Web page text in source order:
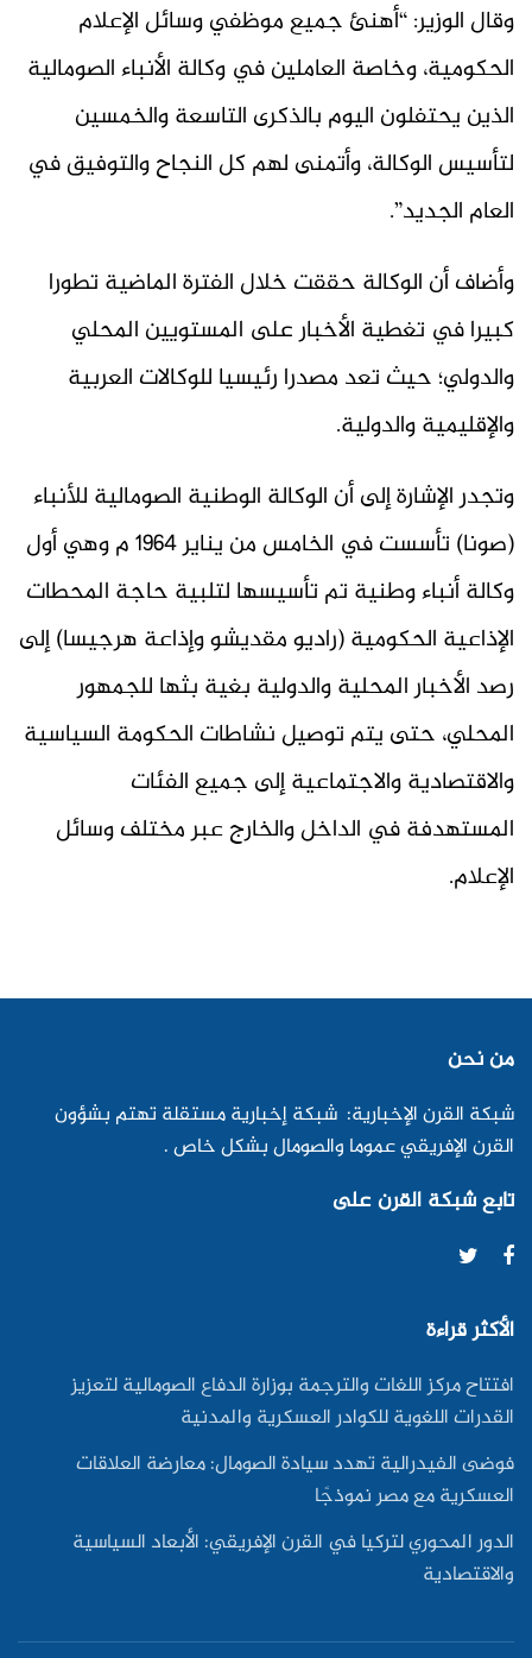
وقال الوزير: “أهنئ جميع موظفي وسائل الإعلام
الحكومية، وخاصة العاملين في وكالة الأنباء الصومالية
الذين يحتفلون اليوم بالذكرى التاسعة والخمسين
لتأسيس الوكالة، وأتمنى لهم كل النجاح والتوفيق في
العام الجديد”.
وأضاف أن الوكالة حققت خلال الفترة الماضية تطورا
كبيرا في تغطية الأخبار على المستويين المحلي
والدولي؛ حيث تعد مصدرا رئيسيا للوكالات العربية
والإقليمية والدولية.
وتجدر الإشارة إلى أن الوكالة الوطنية الصومالية للأنباء
(صونا) تأسست في الخامس من يناير 1964 م وهي أول
وكالة أنباء وطنية تم تأسيسها لتلبية حاجة المحطات
الإذاعية الحكومية (راديو مقديشو وإذاعة هرجيسا) إلى
رصد الأخبار المحلية والدولية بغية بثها للجمهور
المحلي، حتى يتم توصيل نشاطات الحكومة السياسية
والاقتصادية والاجتماعية إلى جميع الفئات
المستهدفة في الداخل والخارج عبر مختلف وسائل
الإعلام.
من نحن
شبكة القرن الإخبارية: شبكة إخبارية مستقلة تهتم بشؤون
القرن الإفريقي عموما والصومال بشكل خاص .
تابع شبكة القرن على
الأكثر قراءة
افتتاح مركز اللغات والترجمة بوزارة الدفاع الصومالية لتعزيز
القدرات اللغوية للكوادر العسكرية والمدنية
فوضى الفيدرالية تهدد سيادة الصومال: معارضة العلاقات
العسكرية مع مصر نموذجًا
الدور المحوري لتركيا في القرن الإفريقي: الأبعاد السياسية
والاقتصادية